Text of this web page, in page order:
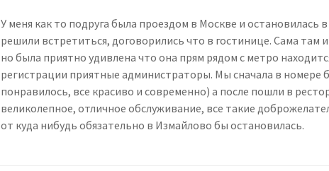
У меня как то подруга была проездом в Москве и остановилась
решили встретиться, договорились что в гостинице. Сама там
но была приятно удивлена что она прям рядом с метро
регистрации приятные администраторы. Мы сначала в номере
понравилось, все красиво и современно) а после пошли в
великолепное, отличное обслуживание, все такие
от куда нибудь обязательно в Измайлово бы остановилась.